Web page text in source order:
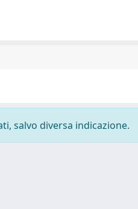
salvo diversa indicazione.